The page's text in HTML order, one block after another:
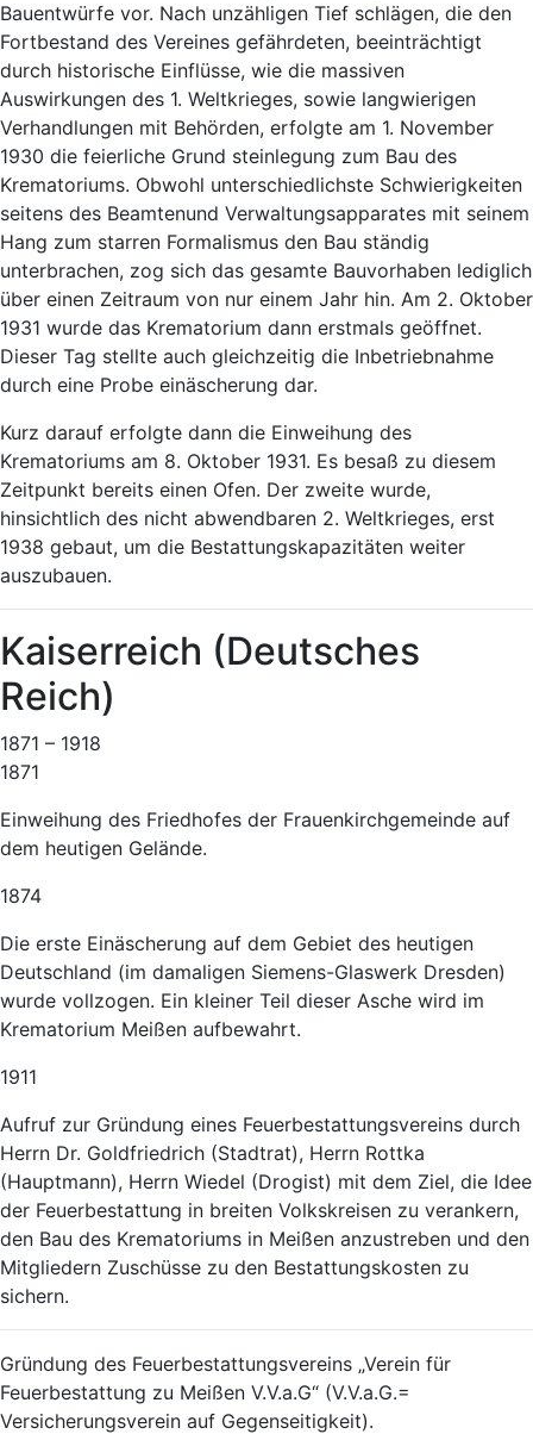
Bauentwürfe vor. Nach unzähligen Tief schlägen, die den
Fortbestand des Vereines gefährdeten, beeinträchtigt
durch historische Einflüsse, wie die massiven
Auswirkungen des 1. Weltkrieges, sowie langwierigen
Verhandlungen mit Behörden, erfolgte am 1. November
1930 die feierliche Grund steinlegung zum Bau des
Krematoriums. Obwohl unterschiedlichste Schwierigkeiten
seitens des Beamtenund Verwaltungsapparates mit seinem
Hang zum starren Formalismus den Bau ständig
unterbrachen, zog sich das gesamte Bauvorhaben lediglich
über einen Zeitraum von nur einem Jahr hin. Am 2. Oktober
1931 wurde das Krematorium dann erstmals geöffnet.
Dieser Tag stellte auch gleichzeitig die Inbetriebnahme
durch eine Probe einäscherung dar.
Kurz darauf erfolgte dann die Einweihung des
Krematoriums am 8. Oktober 1931. Es besaß zu diesem
Zeitpunkt bereits einen Ofen. Der zweite wurde,
hinsichtlich des nicht abwendbaren 2. Weltkrieges, erst
1938 gebaut, um die Bestattungskapazitäten weiter
auszubauen.
Kaiserreich (Deutsches
Reich)
1871 – 1918
1871
Einweihung des Friedhofes der Frauenkirchgemeinde auf
dem heutigen Gelände.
1874
Die erste Einäscherung auf dem Gebiet des heutigen
Deutschland (im damaligen Siemens-Glaswerk Dresden)
wurde vollzogen. Ein kleiner Teil dieser Asche wird im
Krematorium Meißen aufbewahrt.
1911
Aufruf zur Gründung eines Feuerbestattungsvereins durch
Herrn Dr. Goldfriedrich (Stadtrat), Herrn Rottka
(Hauptmann), Herrn Wiedel (Drogist) mit dem Ziel, die Idee
der Feuerbestattung in breiten Volkskreisen zu verankern,
den Bau des Krematoriums in Meißen anzustreben und den
Mitgliedern Zuschüsse zu den Bestattungskosten zu
sichern.
Gründung des Feuerbestattungsvereins „Verein für
Feuerbestattung zu Meißen V.V.a.G“ (V.V.a.G.=
Versicherungsverein auf Gegenseitigkeit).